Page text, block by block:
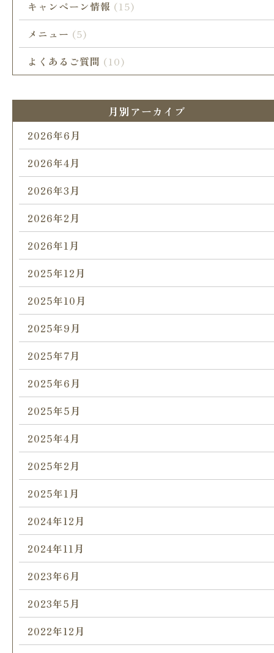
キャンペーン情報 (15)
メニュー (5)
よくあるご質問 (10)
月別アーカイブ
2026年6月
2026年4月
2026年3月
2026年2月
2026年1月
2025年12月
2025年10月
2025年9月
2025年7月
2025年6月
2025年5月
2025年4月
2025年2月
2025年1月
2024年12月
2024年11月
2023年6月
2023年5月
2022年12月